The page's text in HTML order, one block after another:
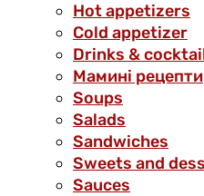
Hot appetizers
Cold appetizer
Drinks &
Мамині рецепти
Soups
Salads
Sandwiches
Sweets and
Sauces